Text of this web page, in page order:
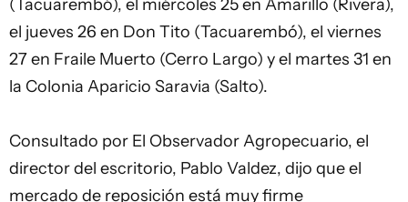
(Tacuarembó), el miércoles 25 en Amarillo (Rivera),
el jueves 26 en Don Tito (Tacuarembó), el viernes
27 en Fraile Muerto (Cerro Largo) y el martes 31 en
la Colonia Aparicio Saravia (Salto).
Consultado por El Observador Agropecuario, el
director del escritorio, Pablo Valdez, dijo que el
mercado de reposición está muy firme